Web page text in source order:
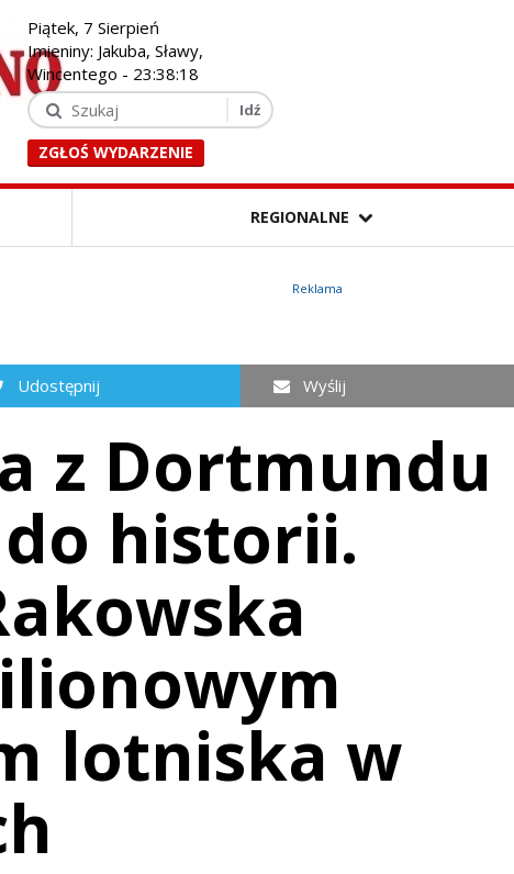
Piątek, 7 Sierpień
Imieniny: Jakuba, Sławy,
Wincentego - 23:38:19
ZGŁOŚ WYDARZENIE
REGIONALNE
Reklama
Udostępnij Wyślij
z Dortmundu
do historii.
lotniska w